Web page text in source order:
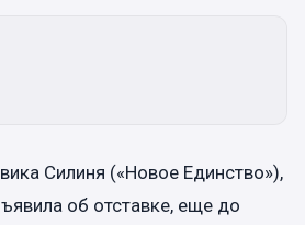
Силиня («Новое Единство»),
об отставке, еще до